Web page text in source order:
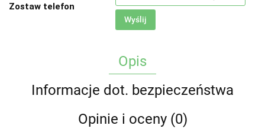
Zostaw telefon
Wyślij
Opis
Informacje dot. bezpieczeństwa
Opinie i oceny (0)